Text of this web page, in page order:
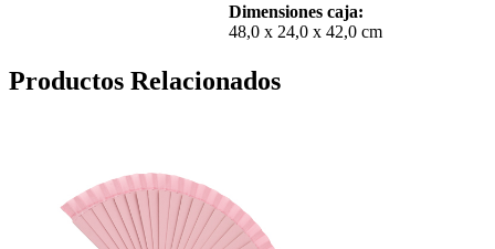
Dimensiones caja:
48,0 x 24,0 x 42,0 cm
Productos Relacionados